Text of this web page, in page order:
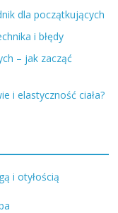
dla początkujących
i błędy
– jak zacząć
i elastyczność ciała?
i otyłością